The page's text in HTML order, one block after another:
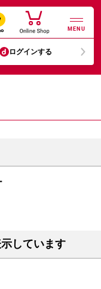
MENU
ログインする
しています